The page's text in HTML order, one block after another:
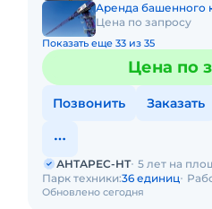
Аренда башенного
Цена по запросу
Показать еще 33 из 35
Цена по
Позвонить Заказать
Обновлено сегодня
АНТАРЕС-НТ 5 лет на
Парк техники:36 единиц